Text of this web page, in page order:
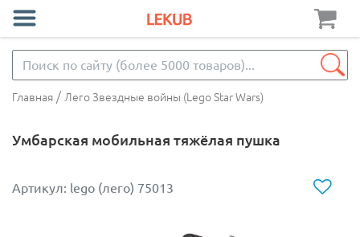
Главная / Лего Звездные войны (Lego Star Wars)
Умбарская мобильная тяжёлая пушка
Артикул: lego (лего) 75013